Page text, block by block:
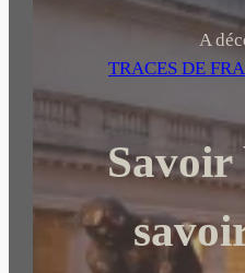
r
c
h
r
A
TRACES DE